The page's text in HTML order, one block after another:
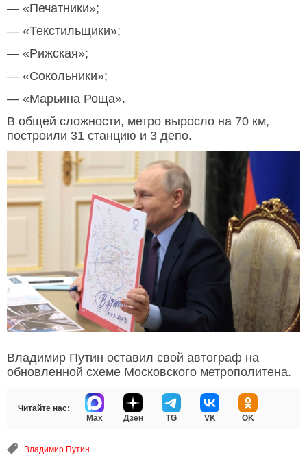
— «Печатники»;
— «Текстильщики»;
— «Рижская»;
— «Сокольники»;
— «Марьина Роща».
В общей сложности, метро выросло на 70 км,
построили 31 станцию и 3 депо.
Владимир Путин оставил свой автограф на
обновленной схеме Московского метрополитена.
Читайте нас:
Max
Дзен TG VK OK
Владимир Путин